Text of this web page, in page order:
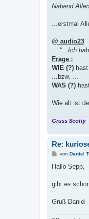
i
a
Nabend
...erstmal
@ audio23
"...Ich
Frage :
WIE (?)
...bzw. ...
WAS (?)
Wie alt ist
Gruss Scotty
Re:
B
i
a
von Daniel
Hallo Sepp,
gibt es
Gruß Daniel